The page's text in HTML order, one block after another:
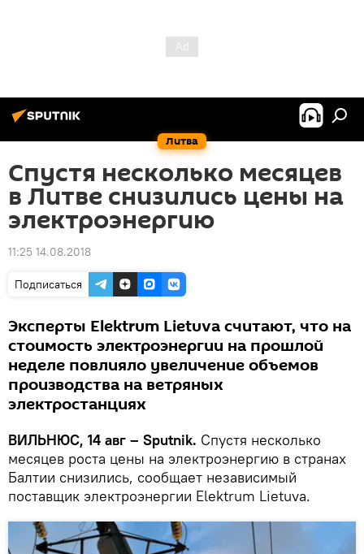
Литва
Спустя несколько месяцев
в Литве снизились цены на
электроэнергию
11:25 14.08.2018
Подписаться
Эксперты Elektrum Lietuva считают, что на
стоимость электроэнергии на прошлой
неделе повлияло увеличение объемов
производства на ветряных
электростанциях
ВИЛЬНЮС, 14 авг – Sputnik. Спустя несколько
месяцев роста цены на электроэнергию в странах
Балтии снизились, сообщает независимый
поставщик электроэнергии Elektrum Lietuva.